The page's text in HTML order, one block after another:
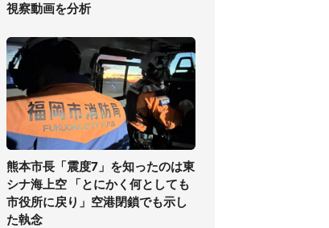
視察動画を分析
熊本市長「震度7」を知ったのは東
シナ海上空 「とにかく何としても
市役所に戻り」空港閉鎖でも示し
た執念